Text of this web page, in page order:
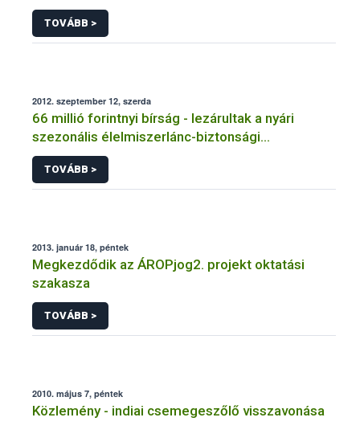
egyetlen nap alatt a NÉBIH
TOVÁBB >
2012. szeptember 12, szerda
66 millió forintnyi bírság - lezárultak a nyári
szezonális élelmiszerlánc-biztonsági
ellenőrzések
TOVÁBB >
2013. január 18, péntek
Megkezdődik az ÁROPjog2. projekt oktatási
szakasza
TOVÁBB >
2010. május 7, péntek
Közlemény - indiai csemegeszőlő visszavonása